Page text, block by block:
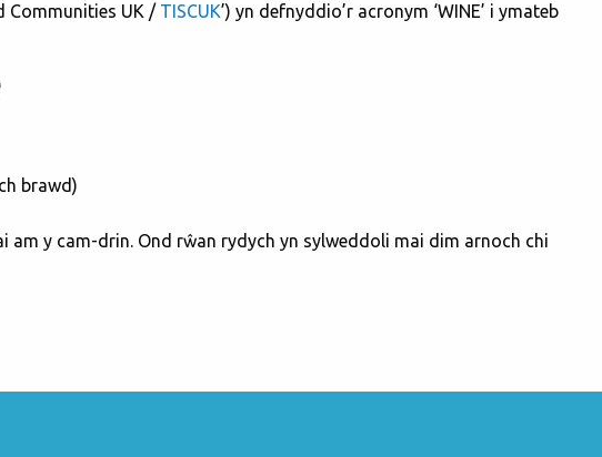
Communities UK / TISCUK’) yn defnyddio’r acronym ‘WINE’ i ymateb
brawd)
y cam-drin. Ond rŵan rydych yn sylweddoli mai dim arnoch chi